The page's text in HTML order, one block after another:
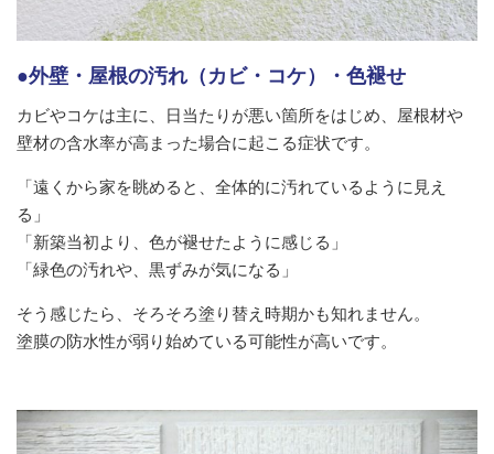
●外壁・屋根の汚れ（カビ・コケ）・色褪せ
カビやコケは主に、日当たりが悪い箇所をはじめ、屋根材や
壁材の含水率が高まった場合に起こる症状です。
「遠くから家を眺めると、全体的に汚れているように見え
る」
「新築当初より、色が褪せたように感じる」
「緑色の汚れや、黒ずみが気になる」
そう感じたら、そろそろ塗り替え時期かも知れません。
塗膜の防水性が弱り始めている可能性が高いです。